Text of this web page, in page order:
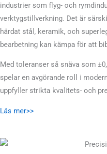
industrier som flyg- och
verktygstillverkning. Det är
härdat stål, keramik, och
bearbetning kan kämpa för att
Med toleranser så snäva som
spelar en avgörande roll i
uppfyller strikta kvalitets- och
Läs mer>>